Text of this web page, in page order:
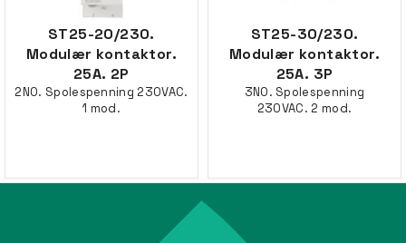
ST25-20/230.
Modulær kontaktor.
25A. 2P
2NO. Spolespenning 230VAC.
1 mod.
ST25-30/230.
Modulær kontaktor.
25A. 3P
3NO. Spolespenning
230VAC. 2 mod.